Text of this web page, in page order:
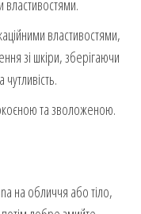
властивостями,
зі шкіри, зберігаючи
та зволоженою.
на обличчя або тіло,